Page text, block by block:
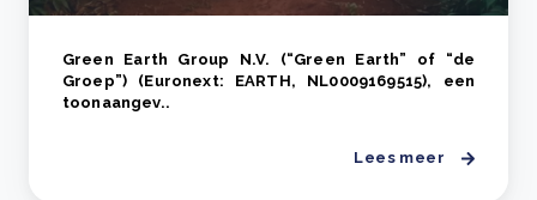
Green Earth Group N.V. (“Green Earth” of “de
Groep”) (Euronext: EARTH, NL0009169515), een
toonaangev..
Lees meer